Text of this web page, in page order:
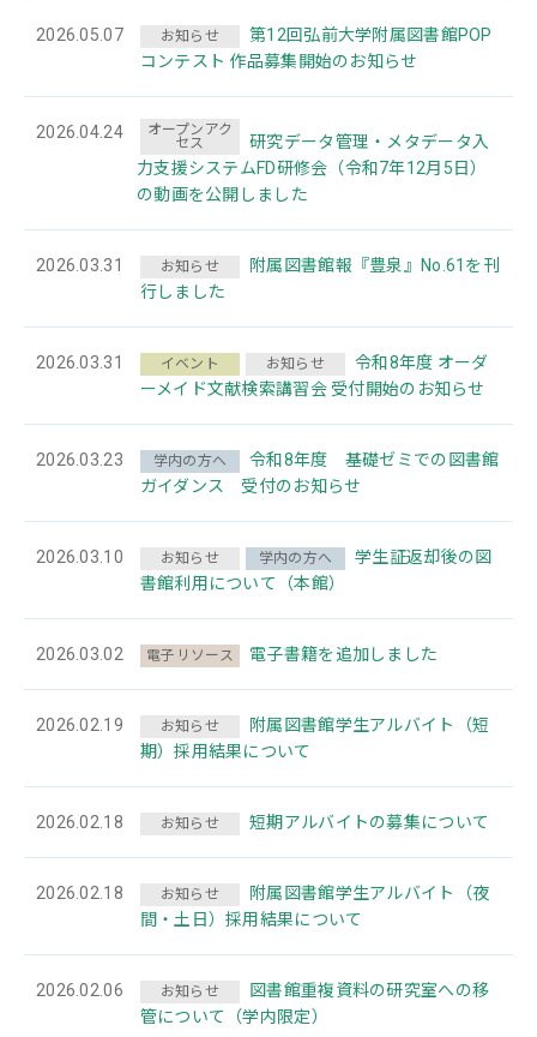
2026.05.07 お知らせ
第12回弘前大学附属図書館POP
コンテスト 作品募集開始のお知らせ
2026.04.24 オープンアク
セス
研究データ管理・メタデータ入
力支援システムFD研修会（令和7年12月5日）
の動画を公開しました
2026.03.31 お知らせ
附属図書館報『豊泉』No.61を刊
行しました
2026.03.31 イベント お知らせ
令和8年度 オーダ
ーメイド文献検索講習会 受付開始のお知らせ
2026.03.23 学内の方へ
令和8年度 基礎ゼミでの図書館
ガイダンス 受付のお知らせ
2026.03.10 お知らせ 学内の方へ
学生証返却後の図
書館利用について（本館）
2026.03.02 電子リソース 電子書籍を追加しました
2026.02.19 お知らせ
附属図書館学生アルバイト（短
期）採用結果について
2026.02.18 お知らせ 短期アルバイトの募集について
2026.02.18 お知らせ
附属図書館学生アルバイト（夜
間・土日）採用結果について
2026.02.06 お知らせ
図書館重複資料の研究室への移
管について（学内限定）